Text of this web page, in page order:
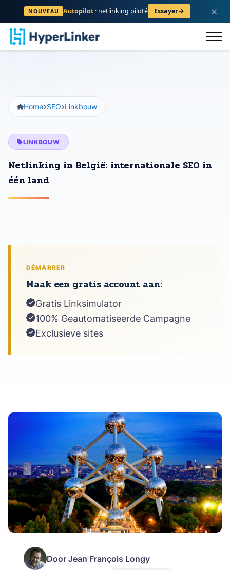
NOUVEAU Autopilot · netlinking piloté Essayer→ ×
Home SEO Linkbouw
LINKBOUW
Netlinking in België: internationale SEO in
één land
DÉMARRER
Maak een gratis account aan:
Gratis Linksimulator
100% Geautomatiseerde Campagne
Exclusieve sites
Door Jean François Longy